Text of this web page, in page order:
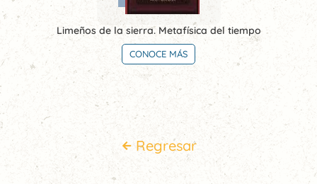
Limeños de la sierra. Metafísica del tiempo
CONOCE MÁS
Regresar